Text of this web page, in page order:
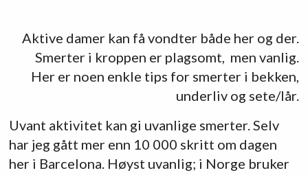
Aktive damer kan få vondter både her og der.
Smerter i kroppen er plagsomt, men vanlig.
Her er noen enkle tips for smerter i bekken,
underliv og sete/lår.
Uvant aktivitet kan gi uvanlige smerter. Selv
har jeg gått mer enn 10 000 skritt om dagen
her i Barcelona. Høyst uvanlig; i Norge bruker